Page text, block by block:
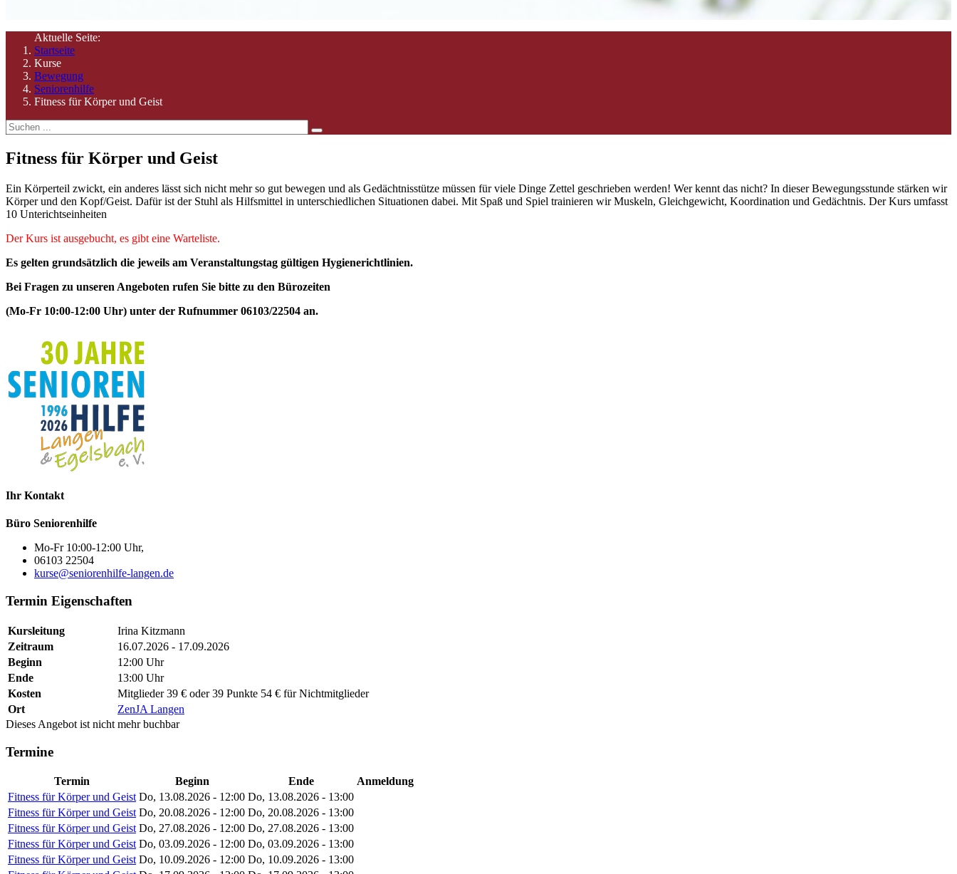
Aktuelle Seite:
Startseite
Kurse
Bewegung
Seniorenhilfe
Fitness für Körper und Geist
Fitness für Körper und Geist
Ein Körperteil zwickt, ein anderes lässt sich nicht mehr so gut bewegen und als Gedächtnisstütze müssen für viele Dinge Zettel geschrieben werden! Wer kennt das nicht? In dieser Bewegungsstunde stärken wir
Körper und den Kopf/Geist. Dafür ist der Stuhl als Hilfsmittel in unterschiedlichen Situationen dabei. Mit Spaß und Spiel trainieren wir Muskeln, Gleichgewicht, Koordination und Gedächtnis. Der Kurs umfasst
10 Unterichtseinheiten
Der Kurs ist ausgebucht, es gibt eine Warteliste.
Es gelten grundsätzlich die jeweils am Veranstaltungstag gültigen Hygienerichtlinien.
Bei Fragen zu unseren Angeboten rufen Sie bitte zu den Bürozeiten
(Mo-Fr 10:00-12:00 Uhr) unter der Rufnummer 06103/22504 an.
Ihr Kontakt
Büro Seniorenhilfe
Mo-Fr 10:00-12:00 Uhr,
06103 22504
kurse@seniorenhilfe-langen.de
Termin Eigenschaften
Kursleitung
Irina Kitzmann
Zeitraum
16.07.2026 - 17.09.2026
Beginn
12:00 Uhr
Ende
13:00 Uhr
Kosten
Mitglieder 39 € oder 39 Punkte 54 € für Nichtmitglieder
Ort
ZenJA Langen
Dieses Angebot ist nicht mehr buchbar
Termine
Termin Beginn Ende
Anmeldung
Fitness für Körper und Geist Do, 13.08.2026 - 12:00 Do, 13.08.2026 - 13:00
Fitness für Körper und Geist Do, 20.08.2026 - 12:00 Do, 20.08.2026 - 13:00
Fitness für Körper und Geist Do, 27.08.2026 - 12:00 Do, 27.08.2026 - 13:00
Fitness für Körper und Geist Do, 03.09.2026 - 12:00 Do, 03.09.2026 - 13:00
Fitness für Körper und Geist Do, 10.09.2026 - 12:00 Do, 10.09.2026 - 13:00